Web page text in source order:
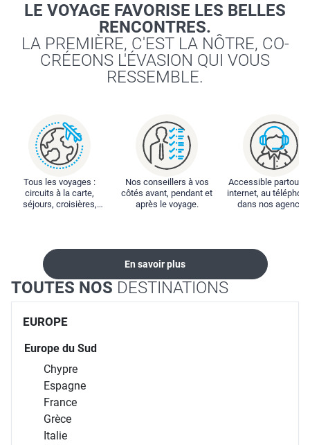
LE VOYAGE FAVORISE LES BELLES
RENCONTRES.
LA PREMIÈRE, C'EST LA NÔTRE, CO-
CRÉEONS L'ÉVASION QUI VOUS
RESSEMBLE.
Tous les voyages :
circuits à la carte,
séjours, croisières,
Nos conseillers à vos
côtés avant, pendant et
après le voyage.
Accessible partout :
internet, au
dans nos
En savoir plus
TOUTES NOS DESTINATIONS
EUROPE
Europe du Sud
Chypre
Espagne
France
Grèce
Italie